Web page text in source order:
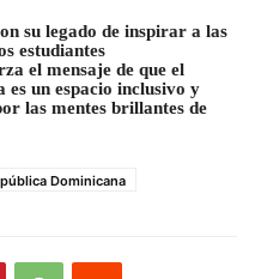
su legado de inspirar a las
estudiantes
el mensaje de que el
es un espacio inclusivo y
las mentes brillantes de
Dominicana